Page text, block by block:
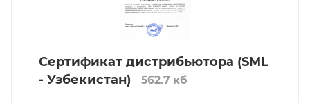
Сертификат дистрибьютора (SML
- Узбекистан)
562.7 кб